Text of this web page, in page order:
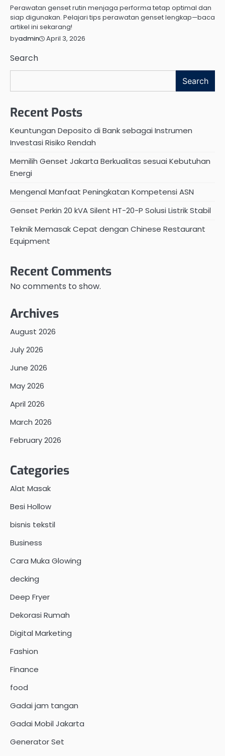
Perawatan genset rutin menjaga performa tetap optimal dan
siap digunakan. Pelajari tips perawatan genset lengkap—baca
artikel ini sekarang!
byadmin April 3, 2026
Search
Search
Recent Posts
Keuntungan Deposito di Bank sebagai Instrumen
Investasi Risiko Rendah
Memilih Genset Jakarta Berkualitas sesuai Kebutuhan
Energi
Mengenal Manfaat Peningkatan Kompetensi ASN
Genset Perkin 20 kVA Silent HT-20-P Solusi Listrik Stabil
Teknik Memasak Cepat dengan Chinese Restaurant
Equipment
Recent Comments
No comments to show.
Archives
August 2026
July 2026
June 2026
May 2026
April 2026
March 2026
February 2026
Categories
Alat Masak
Besi Hollow
bisnis tekstil
Business
Cara Muka Glowing
decking
Deep Fryer
Dekorasi Rumah
Digital Marketing
Fashion
Finance
food
Gadai jam tangan
Gadai Mobil Jakarta
Generator Set